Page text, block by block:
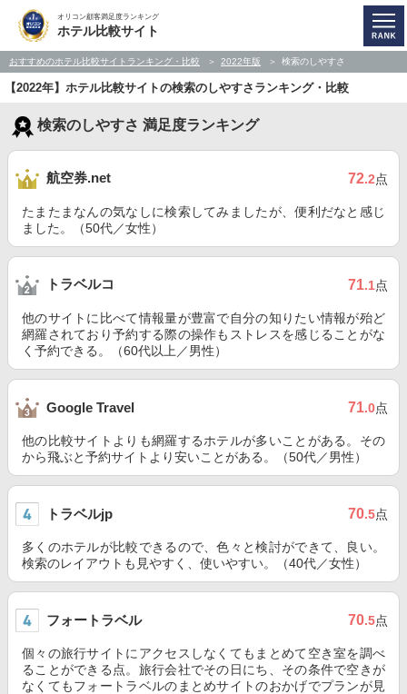
オリコン顧客満足度ランキング
ホテル比較サイト
おすすめのホテル比較サイトランキング・比較 2022年版 検索のしやすさ
【2022年】ホテル比較サイトの検索のしやすさランキング・比較
検索のしやすさ 満足度ランキング
航空券.net 72.2点
たまたまなんの気なしに検索してみましたが、便利だなと感じ
ました。（50代／女性）
トラベルコ 71.1点
他のサイトに比べて情報量が豊富で自分の知りたい情報が殆ど
網羅されており予約する際の操作もストレスを感じることがな
く予約できる。（60代以上／男性）
Google Travel 71.0点
他の比較サイトよりも網羅するホテルが多いことがある。その
から飛ぶと予約サイトより安いことがある。（50代／男性）
トラベルjp 70.5点
多くのホテルが比較できるので、色々と検討ができて、良い。
検索のレイアウトも見やすく、使いやすい。（40代／女性）
フォートラベル 70.5点
個々の旅行サイトにアクセスしなくてもまとめて空き室を調べ
ることができる点。旅行会社でその日にち、その条件で空きが
なくてもフォートラベルのまとめサイトのおかげでプランが見